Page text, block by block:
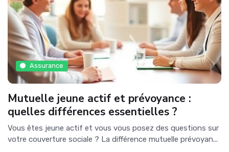
Assurance
Mutuelle jeune actif et prévoyance :
quelles différences essentielles ?
Vous êtes jeune actif et vous vous posez des questions sur
votre couverture sociale ? La différence mutuelle prévoyan...